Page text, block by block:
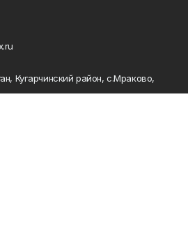
Кугарчинский район, с.Мраково,